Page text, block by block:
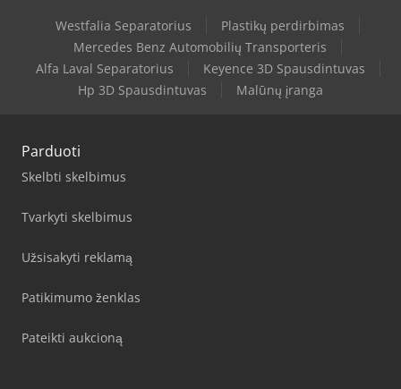
Westfalia Separatorius
Plastikų perdirbimas
Mercedes Benz Automobilių Transporteris
Alfa Laval Separatorius
Keyence 3D Spausdintuvas
Hp 3D Spausdintuvas
Malūnų įranga
Parduoti
Skelbti skelbimus
Tvarkyti skelbimus
Užsisakyti reklamą
Patikimumo ženklas
Pateikti aukcioną